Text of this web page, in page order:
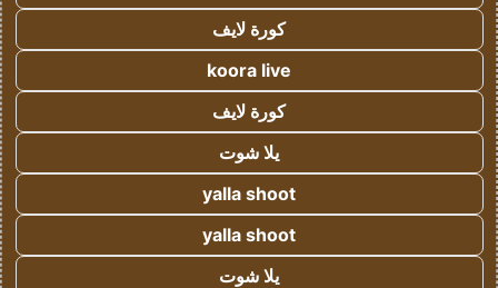
كورة لايف
koora live
كورة لايف
يلا شوت
yalla shoot
yalla shoot
يلا شوت